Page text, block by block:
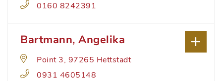
0160 8242391
Bartmann, Angelika
Point 3, 97265 Hettstadt
0931 4605148